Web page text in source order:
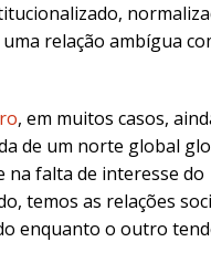
relação ambígua
, em muitos casos,
de um norte global
na falta de interesse do
temos as relações
enquanto o outro